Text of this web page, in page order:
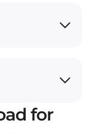
for